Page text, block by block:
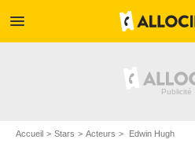
menu
Accueil Stars Acteurs Edwin Hugh